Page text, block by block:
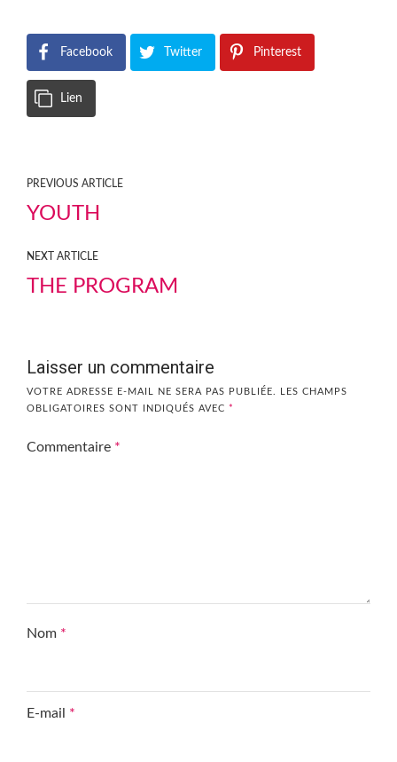
Facebook Twitter Pinterest
Lien
PREVIOUS ARTICLE
YOUTH
NEXT ARTICLE
THE PROGRAM
Laisser un commentaire
VOTRE ADRESSE E-MAIL NE SERA PAS PUBLIÉE.
LES CHAMPS
OBLIGATOIRES SONT INDIQUÉS AVEC *
Commentaire *
Nom *
E-mail *